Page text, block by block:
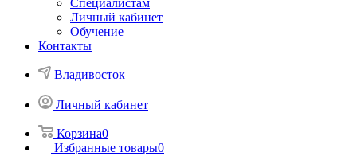
Специалистам
Личный кабинет
Обучение
Контакты
Владивосток
Личный кабинет
Корзина0
Избранные товары0